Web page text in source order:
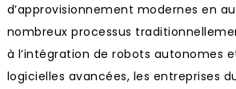
d’approvisionnement modernes en
nombreux processus
à l’intégration de robots autonomes
logicielles avancées, les entreprises